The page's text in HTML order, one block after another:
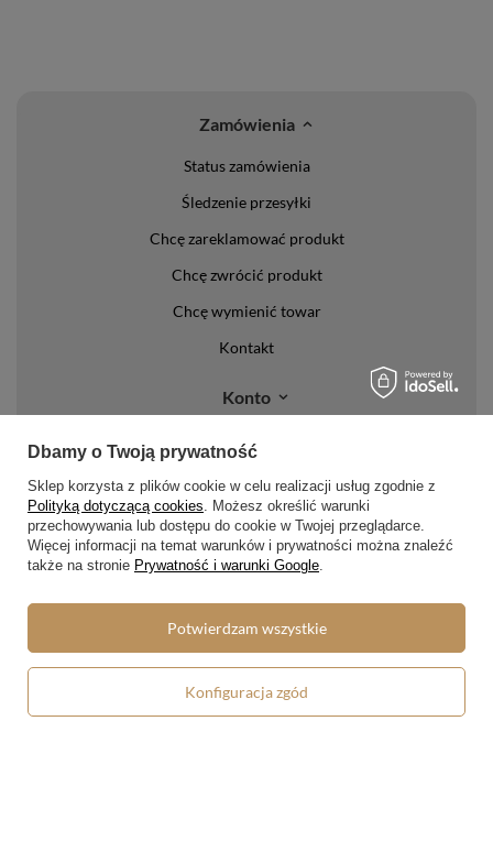
Zamówienia
Status zamówienia
Śledzenie przesyłki
Chcę zareklamować produkt
Chcę zwrócić produkt
Chcę wymienić towar
Kontakt
Konto
Regulaminy
Regulamin
Polityka prywatności i cookies
Lista form płatności
Zasady dotyczące zwrotów
Formy dostawy
Media społecznościowe
Dbamy o Twoją prywatność
Sklep korzysta z plików cookie w celu realizacji usług zgodnie z
Polityką dotyczącą cookies. Możesz określić warunki
przechowywania lub dostępu do cookie w Twojej przeglądarce.
Więcej informacji na temat warunków i prywatności można znaleźć
także na stronie Prywatność i warunki Google.
Konfiguracja zgód
Potwierdzam wszystkie